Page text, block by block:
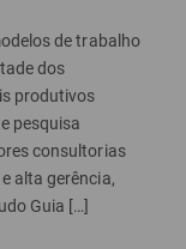
de trabalho
dos
produtivos
pesquisa
consultorias
alta gerência,
Guia […]